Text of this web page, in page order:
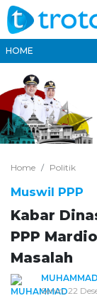
HOME
Home Politik
Muswil PPP
Kabar
PPP
Masalah
Senin, 22